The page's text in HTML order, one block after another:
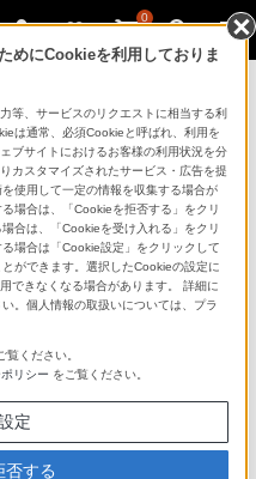
0
ュースリリース一覧に戻る
2026年6月30日
人事
、ソニーコンスーマーセ
機構改革および人事を行
社
めにCookieを利用しておりま
等、サービスのリクエストに相当する利
は通常、必須Cookieと呼ばれ、利用を
ブサイトにおけるお客様の利用状況を分
カスタマイズされたサービス・広告を提
使用して一定の情報を収集する場合が
場合は、「Cookieを拒否する」をクリ
合は、「Cookieを受け入れる」をクリ
場合は「Cookie設定」をクリックして
ができます。選択したCookieの設定に
できなくなる場合があります。 詳細に
。個人情報の取扱いについては、プラ
覧ください。
リシー をご覧ください。
定
否する